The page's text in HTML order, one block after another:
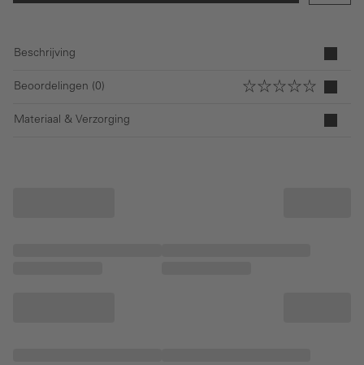
Beschrijving
Beoordelingen (0)
Materiaal & Verzorging